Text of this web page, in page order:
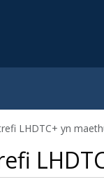
LHDTC+ yn